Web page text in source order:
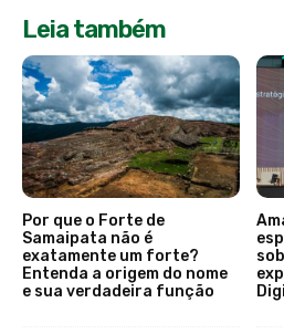
Leia também
Por que o Forte de
Samaipata não é
exatamente um forte?
Entenda a origem do nome
e sua verdadeira função